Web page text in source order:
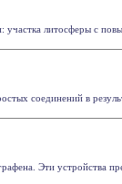
участка литосферы с
соединений в
Эти устройства